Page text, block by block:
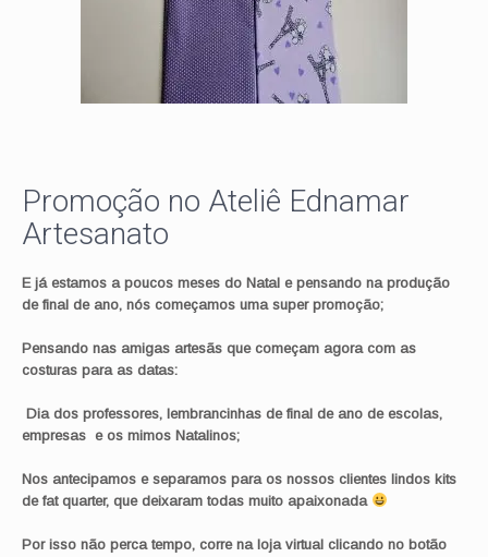
Promoção no Ateliê Ednamar
Artesanato
E já estamos a poucos meses do Natal e pensando na produção
de final de ano, nós começamos uma super promoção;
Pensando nas amigas artesãs que começam agora com as
costuras para as datas:
Dia dos professores, lembrancinhas de final de ano de escolas,
empresas e os mimos Natalinos;
Nos antecipamos e separamos para os nossos clientes lindos kits
de fat quarter, que deixaram todas muito apaixonada
Por isso não perca tempo, corre na loja virtual clicando no botão